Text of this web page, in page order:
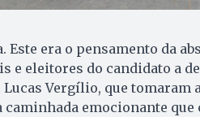
Este era o pensamento da
e eleitores do candidato a
Lucas Vergílio, que
caminhada emocionante